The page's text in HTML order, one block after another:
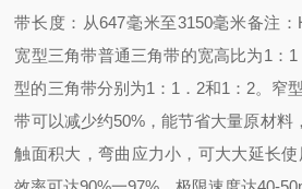
带长度：从647毫米至3150毫米备注：
宽型三角带普通三角带的宽高比为1：
型的三角带分别为1：1．2和1：2。窄
带可以减少约50%，能节省大量原材料
触面积大，弯曲应力小，可大大延长